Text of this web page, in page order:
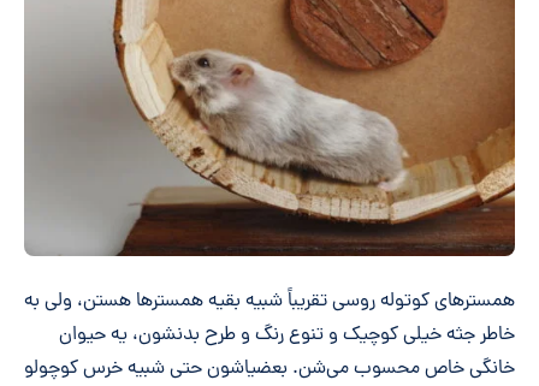
همسترهای کوتوله روسی تقریباً شبیه بقیه همسترها هستن، ولی به
خاطر جثه خیلی کوچیک و تنوع رنگ و طرح بدنشون، یه حیوان
خانگی خاص محسوب می‌شن. بعضیاشون حتی شبیه خرس کوچولو